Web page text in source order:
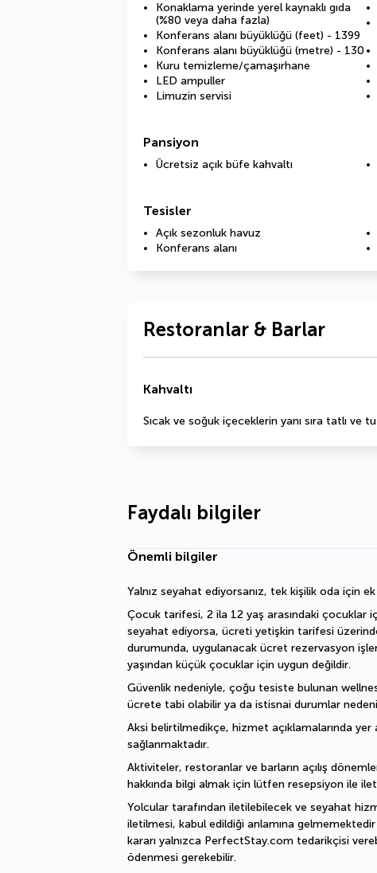
Konaklama yerinde yerel kaynaklı gıda
(%80 veya daha fazla)
Konferans alanı büyüklüğü (feet) - 1399
Konferans alanı büyüklüğü (metre) - 130
Kuru temizleme/çamaşırhane
LED ampuller
Limuzin servisi
Pansiyon
Ücretsiz açık büfe kahvaltı
Tesisler
Açık sezonluk havuz
Konferans alanı
Restoranlar & Barlar
Kahvaltı
Sıcak ve soğuk içeceklerin yanı sıra tatlı ve
Faydalı bilgiler
Önemli bilgiler
Yalnız seyahat ediyorsanız, tek kişilik oda için
Çocuk tarifesi, 2 ila 12 yaş arasındaki çocuklar
seyahat ediyorsa, ücreti yetişkin tarifesi
durumunda, uygulanacak ücret rezervasyon
yaşından küçük çocuklar için uygun değildir.
Güvenlik nedeniyle, çoğu tesiste bulunan
ücrete tabi olabilir ya da istisnai durumlar
Aksi belirtilmedikçe, hizmet açıklamalarında
sağlanmaktadır.
Aktiviteler, restoranlar ve barların açılış
hakkında bilgi almak için lütfen resepsiyon ile
Yolcular tarafından iletilebilecek ve seyahat
iletilmesi, kabul edildiği anlamına
kararı yalnızca PerfectStay.com tedarikçisi
ödenmesi gerekebilir.